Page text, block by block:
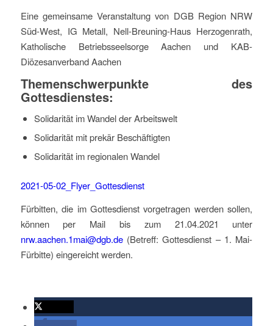
Eine gemeinsame Veranstaltung von DGB Region NRW
Süd-West, IG Metall, Nell-Breuning-Haus Herzogenrath,
Katholische Betriebsseelsorge Aachen und KAB-
Diözesanverband Aachen
Themenschwerpunkte des
Gottesdienstes:
Solidarität im Wandel der Arbeitswelt
Solidarität mit prekär Beschäftigten
Solidarität im regionalen Wandel
2021-05-02_Flyer_Gottesdienst
Fürbitten, die im Gottesdienst vorgetragen werden sollen,
können per Mail bis zum 21.04.2021 unter
nrw.aachen.1mai@dgb.de (Betreff: Gottesdienst – 1. Mai-
Fürbitte) eingereicht werden.